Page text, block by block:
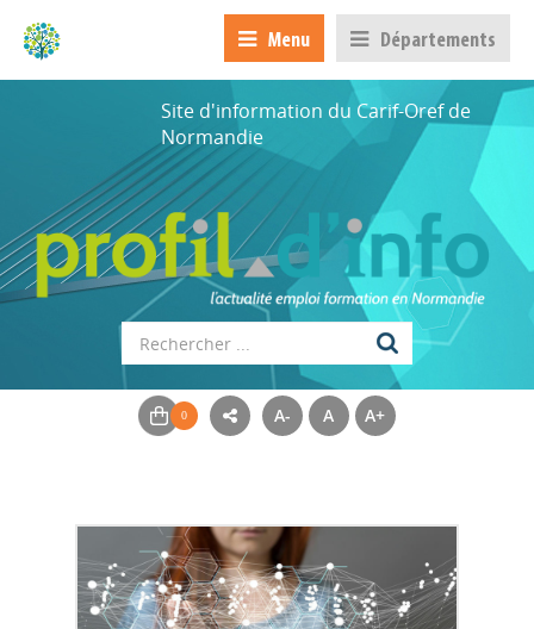
Menu Départements
Site d'information du Carif-Oref de
Normandie
A- A A+